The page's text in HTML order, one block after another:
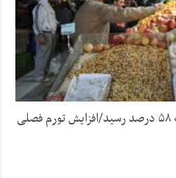
تورم نقطه‌به‌نقطه خدمات به ۵۸ درصد رسید/افزایش تورم فصلی